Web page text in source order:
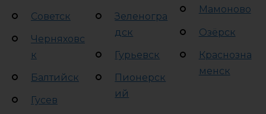
Советск
Черняховс
к
Балтийск
Гусев
Зеленогра
дск
Гурьевск
Пионерск
ий
Мамоново
Озёрск
Краснозна
менск